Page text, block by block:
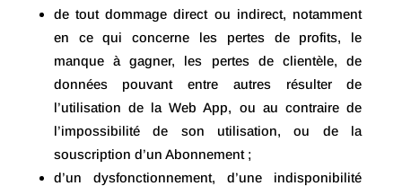
de tout dommage direct ou indirect, notamment
en ce qui concerne les pertes de profits, le
manque à gagner, les pertes de clientèle, de
données pouvant entre autres résulter de
l’utilisation de la Web App, ou au contraire de
l’impossibilité de son utilisation, ou de la
souscription d’un Abonnement ;
d’un dysfonctionnement, d’une indisponibilité